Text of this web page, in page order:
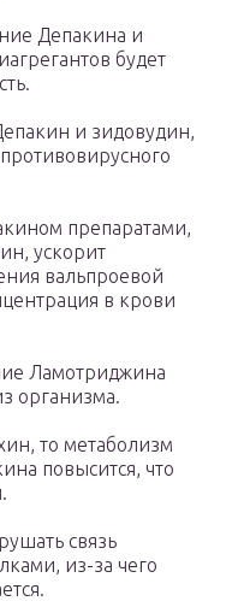
Депакина и
будет
и зидовудин,
препаратами,
ускорит
вальпроевой
в крови
Ламотриджина
организма.
то метаболизм
повысится, что
связь
из-за чего